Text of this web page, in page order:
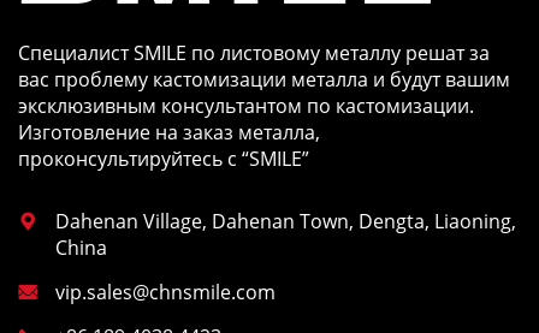
Специалист SMILE по листовому металлу решат за
вас проблему кастомизации металла и будут вашим
эксклюзивным консультантом по кастомизации.
Изготовление на заказ металла,
проконсультируйтесь с “SMILE”

Dahenan Village, Dahenan Town, Dengta, Liaoning,
China
 vip.sales@chnsmile.com